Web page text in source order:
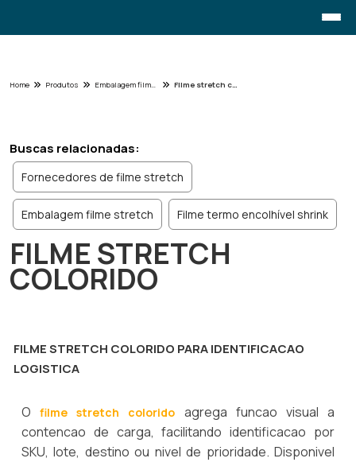
Home Produtos Embalagem filme - Categoria Filme stretch colorido
Buscas relacionadas:
Fornecedores de filme stretch
Embalagem filme stretch Filme termo encolhível shrink
FILME STRETCH
COLORIDO
FILME STRETCH COLORIDO PARA IDENTIFICACAO
LOGISTICA
Ofilme stretch colorido
agrega funcao visual a
contencao de carga, facilitando identificacao por
SKU, lote, destino ou nivel de prioridade. Disponivel